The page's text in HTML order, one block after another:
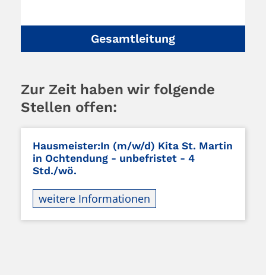
Gesamtleitung
Zur Zeit haben wir folgende
Stellen offen:
Hausmeister:In (m/w/d) Kita St. Martin
in Ochtendung - unbefristet - 4
Std./wö.
weitere Informationen